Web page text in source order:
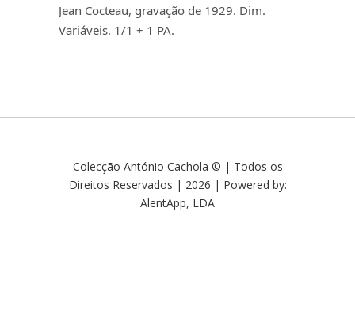
Jean Cocteau, gravação de 1929. Dim.
Variáveis. 1/1 + 1 PA.
Colecção António Cachola © | Todos os
Direitos Reservados | 2026 | Powered by:
AlentApp, LDA